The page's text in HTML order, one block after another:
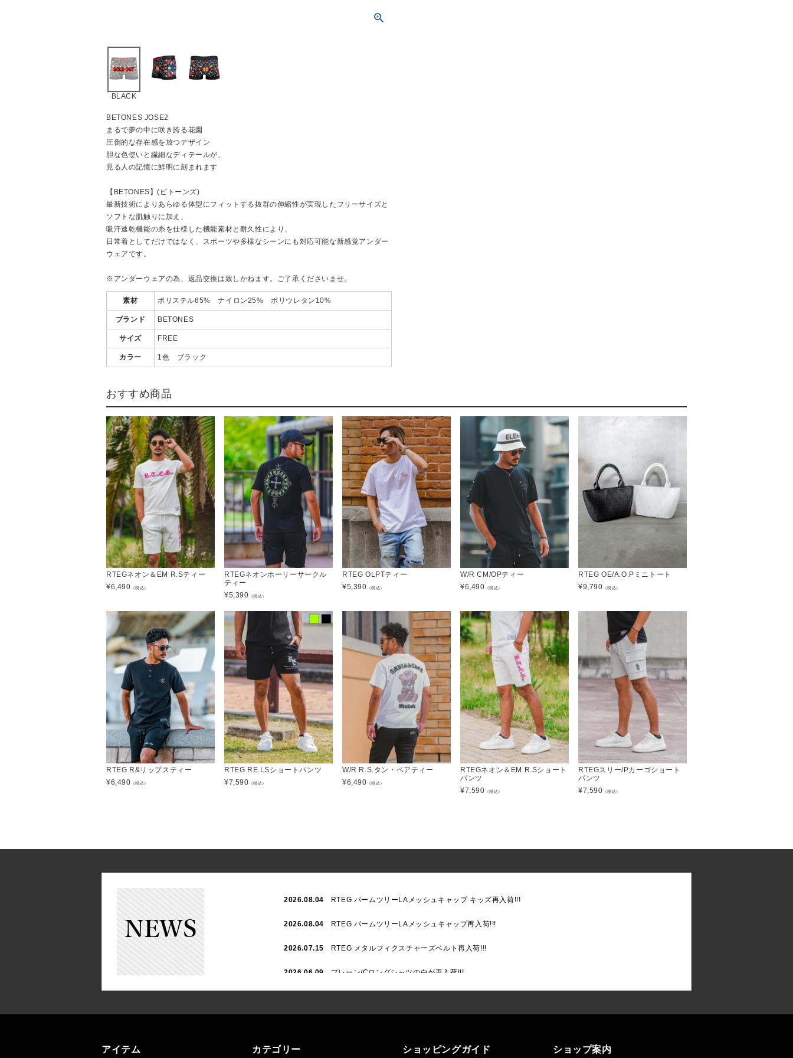
BLACK
BETONES JOSE2
まるで夢の中に咲き誇る花園
圧倒的な存在感を放つデザイン
胆な色使いと繊細なディテールが、
見る人の記憶に鮮明に刻まれます
【BETONES】(ビトーンズ)
最新技術によりあらゆる体型にフィットする抜群の伸縮性が実現したフリーサイズと
ソフトな肌触りに加え、
吸汗速乾機能の糸を仕様した機能素材と耐久性により、
日常着としてだけではなく、スポーツや多様なシーンにも対応可能な新感覚アンダー
ウェアです。
※アンダーウェアの為、返品交換は致しかねます。ご了承くださいませ。
素材 ポリステル65% ナイロン25% ポリウレタン10%
ブランド BETONES
サイズ FREE
カラー 1色 ブラック
おすすめ商品
RTEGネオン＆EM R.Sティー
¥6,490 （税込）
RTEGネオンホーリーサークル
ティー
¥5,390 （税込）
RTEG OLPTティー
¥5,390 （税込）
W/R CM/OPティー
¥6,490 （税込）
RTEG OE/A.O.Pミニトート
¥9,790 （税込）
RTEG R&リップスティー
¥6,490 （税込）
RTEG RE.LSショートパンツ
¥7,590 （税込）
W/R R.S.タン・ベアティー
¥6,490 （税込）
RTEGネオン＆EM R.Sショート
パンツ
¥7,590 （税込）
RTEGスリー/Pカーゴショート
パンツ
¥7,590 （税込）
2026.08.04 RTEG パームツリーLAメッシュキャップ キッズ再入荷!!!
2026.08.04 RTEG パームツリーLAメッシュキャップ再入荷!!!
2026.07.15 RTEG メタルフィクスチャーズベルト再入荷!!!
2026.06.09 プレーン/Cロングシャツの白が再入荷!!!
2026.05.08 24/フリンジデニムロングパンツ再入荷!!!
アイテム カテゴリー ショッピングガイド ショップ案内